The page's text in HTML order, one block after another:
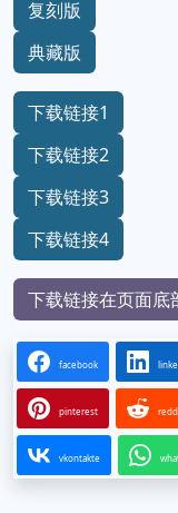
复刻版
典藏版
下载链接1
下载链接2
下载链接3
下载链接4
下载链接在页面底
facebook
pinterest
vkontakte